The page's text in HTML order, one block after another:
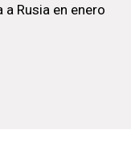
Rusia en enero